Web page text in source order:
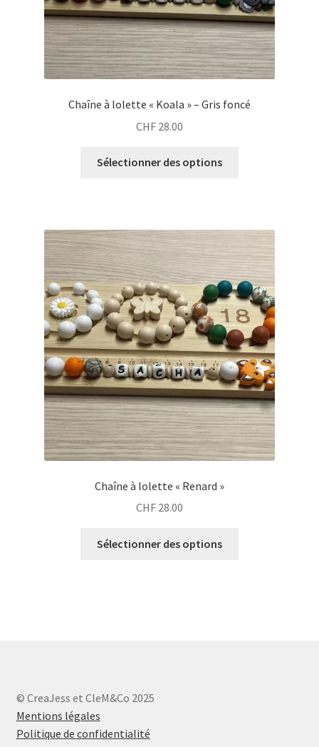
Chaîne à lolette « Koala » – Gris foncé
CHF 28.00
Sélectionner des options
Chaîne à lolette « Renard »
CHF 28.00
Sélectionner des options
© CreaJess et CleM&Co 2025
Mentions légales
Politique de confidentialité